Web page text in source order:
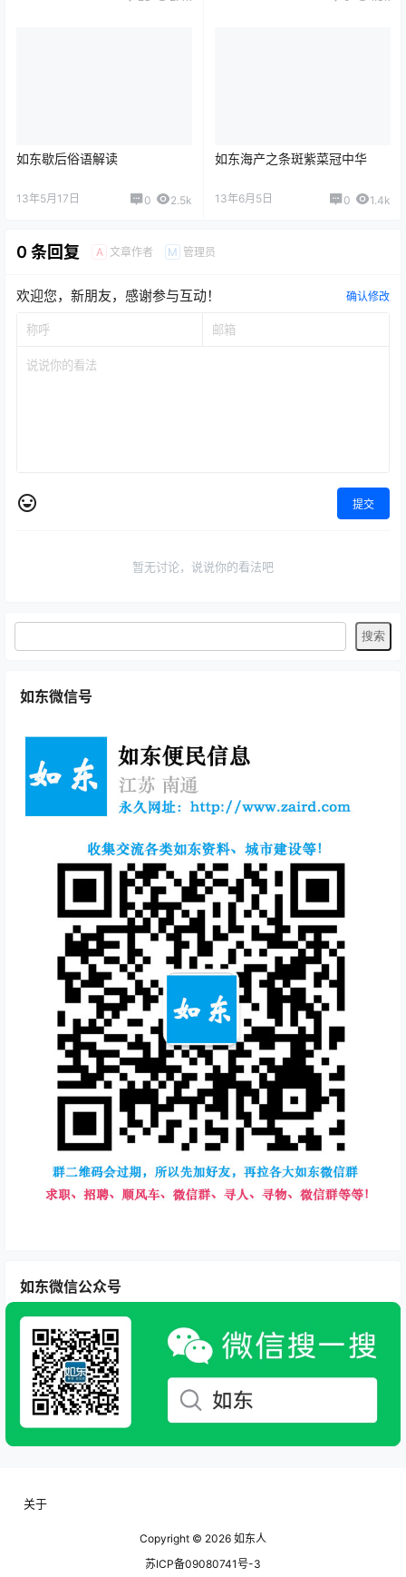
如东歇后俗语解读
13年5月17日 0 2.5k
如东海产之条斑紫菜冠中华
13年6月5日 0 1.4k
0 条回复 A 文章作者 M 管理员
欢迎您，新朋友，感谢参与互动！ 确认修改
提交
暂无讨论，说说你的看法吧
如东微信号
如东微信公众号
关于
Copyright © 2026 如东人
苏ICP备09080741号-3